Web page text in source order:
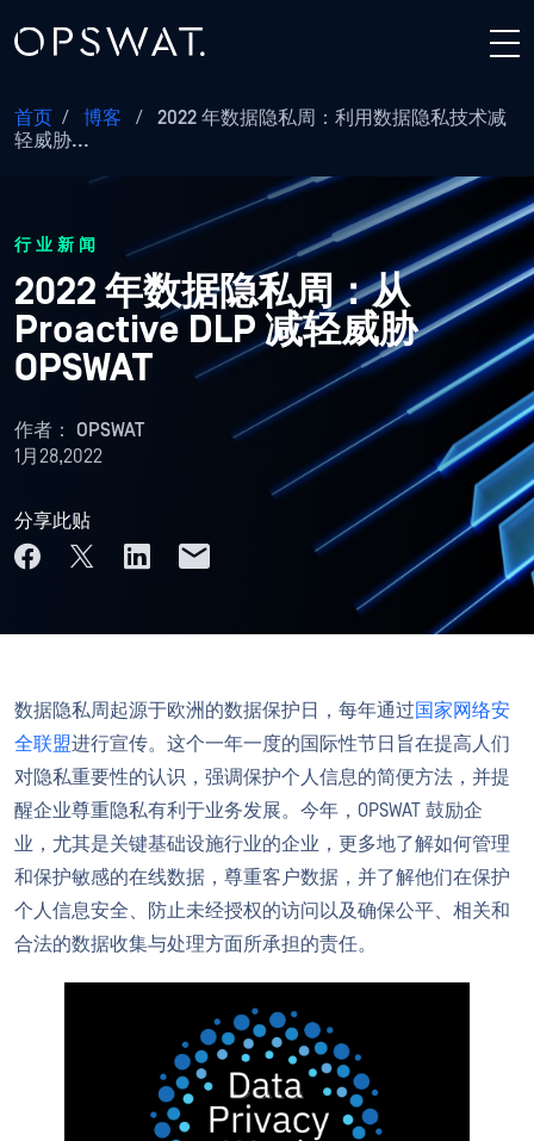
首页 / 博客 /
2022 年数据隐私周：利用数据隐私技术减
轻威胁...
行业新闻
2022 年数据隐私周：从
Proactive DLP 减轻威胁
OPSWAT
作者： OPSWAT
1月28,2022
分享此贴
数据隐私周起源于欧洲的数据保护日，每年通过国家网络安
全联盟进行宣传。这个一年一度的国际性节日旨在提高人们
对隐私重要性的认识，强调保护个人信息的简便方法，并提
醒企业尊重隐私有利于业务发展。今年，OPSWAT 鼓励企
业，尤其是关键基础设施行业的企业，更多地了解如何管理
和保护敏感的在线数据，尊重客户数据，并了解他们在保护
个人信息安全、防止未经授权的访问以及确保公平、相关和
合法的数据收集与处理方面所承担的责任。